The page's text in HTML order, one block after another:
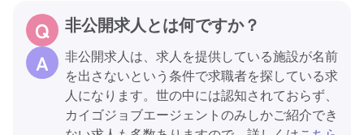
非公開求人とは何ですか？
非公開求人は、求人を提供している施設が名前
を出さないという条件で求職者を探している求
人になります。世の中には認知されておらず、
カイゴジョブエージェントのみしかご紹介でき